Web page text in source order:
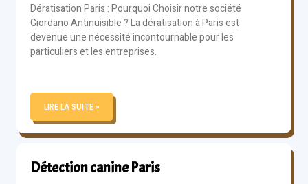
Dératisation Paris : Pourquoi Choisir notre société
Giordano Antinuisible ? La dératisation à Paris est
devenue une nécessité incontournable pour les
particuliers et les entreprises.
LIRE LA SUITE »
Détection canine Paris